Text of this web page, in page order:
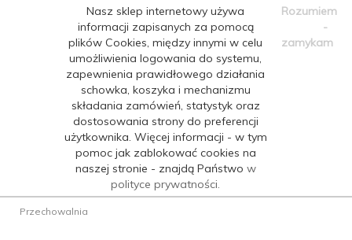
Nasz sklep internetowy używa
informacji zapisanych za pomocą
plików Cookies, między innymi w celu
umożliwienia logowania do systemu,
zapewnienia prawidłowego działania
schowka, koszyka i mechanizmu
składania zamówień, statystyk oraz
dostosowania strony do preferencji
użytkownika. Więcej informacji - w tym
pomoc jak zablokować cookies na
naszej stronie - znajdą Państwo w
polityce prywatności.
Rozumiem
-
zamykam
Przechowalnia